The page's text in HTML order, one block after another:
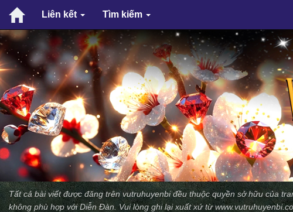
Liên kết Tìm kiếm
Tất cả bài viết được đăng trên vutruhuyenbi đều thuộc quyền sở hữu của
không phù hợp với Diễn Ðàn. Vui lòng ghi lại xuất xứ từ